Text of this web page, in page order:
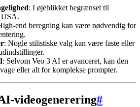
: I øjeblikket begrænset til
USA.
end beregning kan være nødvendig for
: Nogle stilistiske valg kan være faste eller
: Selvom Veo 3 AI er avanceret, kan den
eller alt for komplekse prompter.
videogenerering#